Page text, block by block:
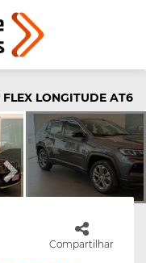
LONGITUDE AT6
Compartilhar